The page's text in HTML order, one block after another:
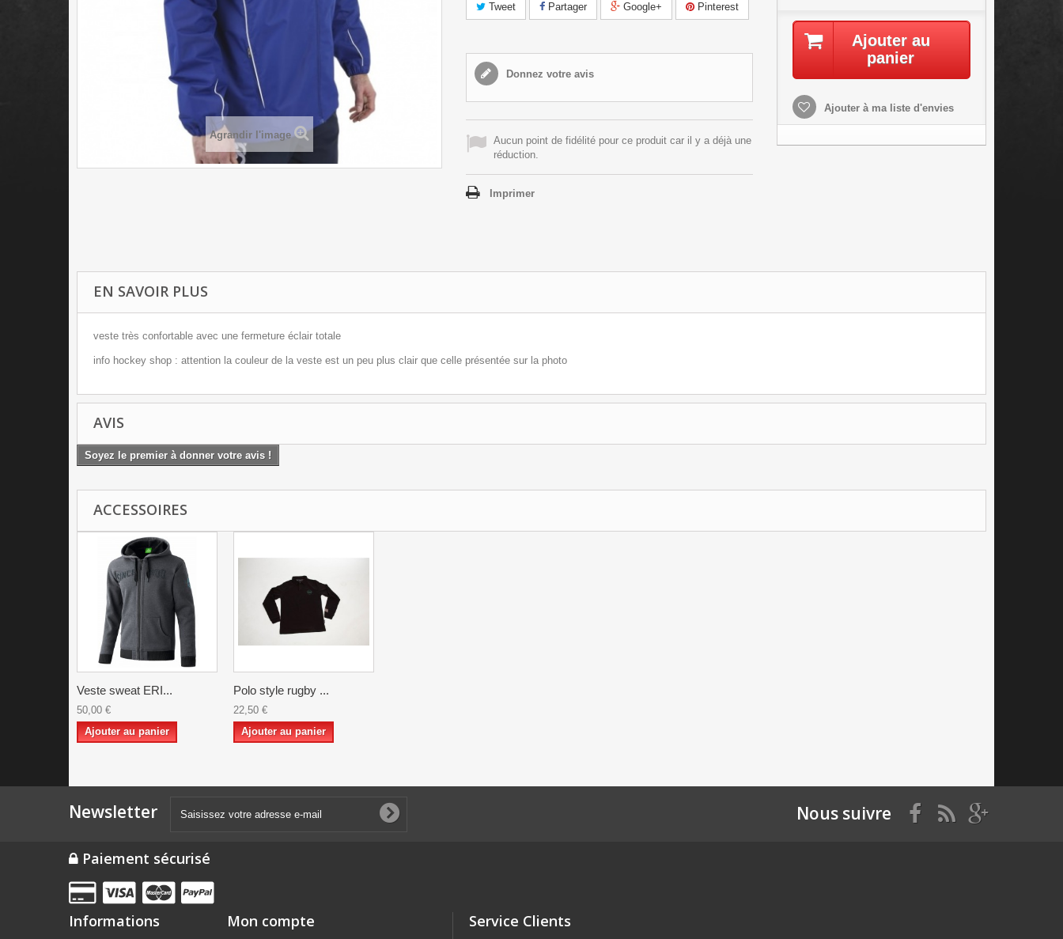
Agrandir l'image
Tweet Partager Google+ Pinterest
Donnez votre avis
Aucun point de fidélité pour ce produit car il y a déjà une
réduction.
Imprimer
Ajouter au
panier
Ajouter à ma liste d'envies
EN SAVOIR PLUS
veste très confortable avec une fermeture éclair totale
info hockey shop : attention la couleur de la veste est un peu plus clair que celle présentée sur la photo
AVIS
Soyez le premier à donner votre avis !
ACCESSOIRES
Veste sweat ERI...
50,00 €
Ajouter au panier
Polo style rugby ...
22,50 €
Ajouter au panier
Newsletter Nous suivre
Paiement sécurisé
Informations Mon compte Service Clients